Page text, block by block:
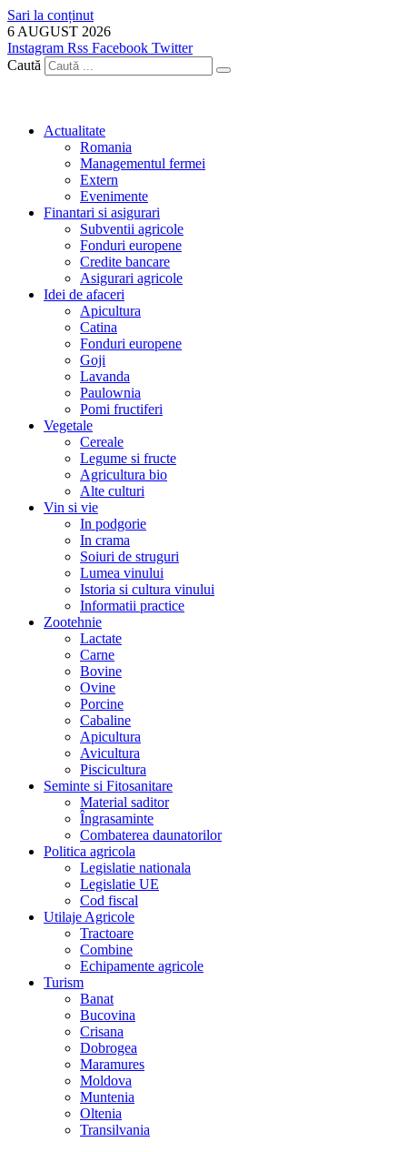
Sari la conținut
6 AUGUST 2026
Instagram Rss Facebook Twitter
Caută
Actualitate
Romania
Managementul fermei
Extern
Evenimente
Finantari si asigurari
Subventii agricole
Fonduri europene
Credite bancare
Asigurari agricole
Idei de afaceri
Apicultura
Catina
Fonduri europene
Goji
Lavanda
Paulownia
Pomi fructiferi
Vegetale
Cereale
Legume si fructe
Agricultura bio
Alte culturi
Vin si vie
In podgorie
In crama
Soiuri de struguri
Lumea vinului
Istoria si cultura vinului
Informatii practice
Zootehnie
Lactate
Carne
Bovine
Ovine
Porcine
Cabaline
Apicultura
Avicultura
Piscicultura
Seminte si Fitosanitare
Material saditor
Îngrasaminte
Combaterea daunatorilor
Politica agricola
Legislatie nationala
Legislatie UE
Cod fiscal
Utilaje Agricole
Tractoare
Combine
Echipamente agricole
Turism
Banat
Bucovina
Crisana
Dobrogea
Maramures
Moldova
Muntenia
Oltenia
Transilvania